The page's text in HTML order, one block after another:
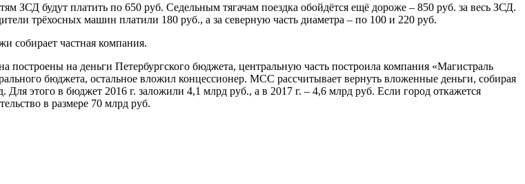
ЗСД будут платить по 650 руб. Седельным тягачам поездка обойдётся ещё дороже – 850 руб. за весь ЗСД.
трёхосных машин платили 180 руб., а за северную часть диаметра – по 100 и 220 руб.
собирает частная компания.
на деньги Петербургского бюджета, центральную часть построила компания «Магистраль
бюджета, остальное вложил концессионер. МСС рассчитывает вернуть вложенные деньги, собирая
этого в бюджет 2016 г. заложили 4,1 млрд руб., а в 2017 г. – 4,6 млрд руб. Если город откажется
в размере 70 млрд руб.